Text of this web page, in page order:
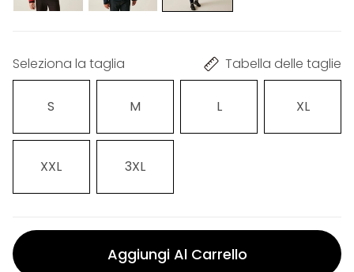
Seleziona la taglia Tabella delle taglie
S M L XL
XXL 3XL
Aggiungi Al Carrello